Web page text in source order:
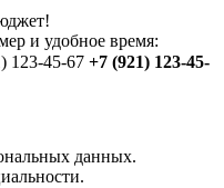
и удобное время:
123-45-67 +7 (921) 123-45-
данных.